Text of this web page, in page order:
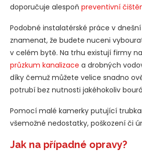
doporučuje alespoň preventivní
Podobné instalatérské práce v
znamenat, že budete nuceni
v celém bytě. Na trhu existují firmy
průzkum kanalizace a drobných
díky čemuž můžete velice snadno
potrubí bez nutnosti jakéhokoliv
Pomocí malé kamerky putující
všemožné nedostatky, poškození či
Jak na případné opravy?